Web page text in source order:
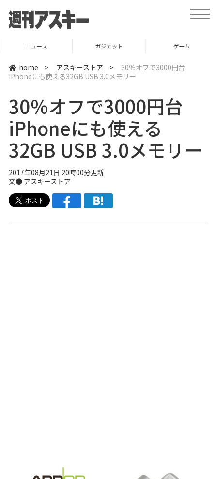
t
o
ニュース ガジェット ゲーム
home > アスキーストア >
30％オフで3000円台
iPhoneにも使える32GB USB 3.0メモリー
30％オフで3000円台
iPhoneにも使える
32GB USB 3.0メモリー
2017年08月21日 20時00分更新
文● アスキーストア